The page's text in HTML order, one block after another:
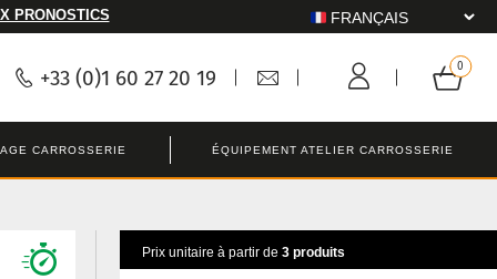
PRONOSTICS
+33 (0)1 60 27 20 19
CARROSSERIE ÉQUIPEMENT ATELIER CARROSSERIE
Prix unitaire à partir de 3 produits